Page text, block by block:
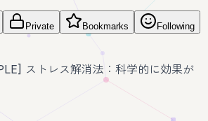
Private Bookmarks Following
ストレス解消法：科学的に効果が